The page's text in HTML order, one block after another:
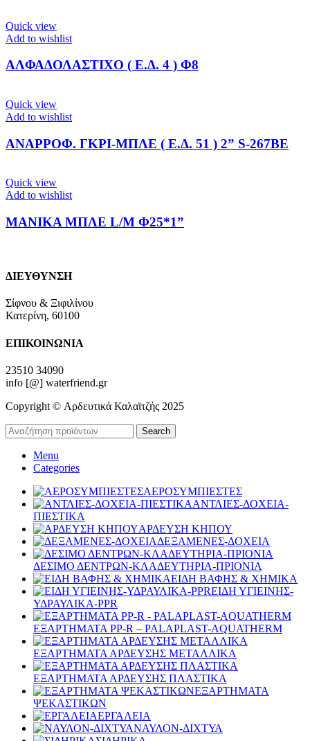
Quick view
Add to wishlist
ΑΛΦΑΔΟΛΑΣΤΙΧΟ ( Ε.Δ. 4 ) Φ8
Quick view
Add to wishlist
ΑΝΑΡΡΟΦ. ΓΚΡΙ-ΜΠΛΕ ( Ε.Δ. 51 ) 2” S-267BE
Quick view
Add to wishlist
ΜΑΝΙΚΑ ΜΠΛΕ L/M Φ25*1”
ΔΙΕΥΘΥΝΣΗ
Σίφνου & Ξιφιλίνου
Κατερίνη, 60100
ΕΠΙΚΟΙΝΩΝΙΑ
23510 34090
info [@] waterfriend.gr
Copyright © Αρδευτικά Καλαϊτζής 2025
Search
Menu
Categories
ΑΕΡΟΣΥΜΠΙΕΣΤΕΣ
ΑΝΤΛΙΕΣ-ΔΟΧΕΙΑ-
ΠΙΕΣΤΙΚΑ
ΑΡΔΕΥΣΗ ΚΗΠΟΥ
ΔΕΞΑΜΕΝΕΣ-ΔΟΧΕΙΑ
ΔΕΣΙΜΟ ΔΕΝΤΡΩΝ-ΚΛΑΔΕΥΤΗΡΙΑ-ΠΡΙΟΝΙΑ
ΕΙΔΗ ΒΑΦΗΣ & ΧΗΜΙΚΑ
ΕΙΔΗ ΥΓΙΕΙΝΗΣ-
ΥΔΡΑΥΛΙΚΑ-PPR
ΕΞΑΡΤΗΜΑΤΑ PP-R – PALAPLAST-AQUATHERM
ΕΞΑΡΤΗΜΑΤΑ ΑΡΔΕΥΣΗΣ ΜΕΤΑΛΛΙΚΑ
ΕΞΑΡΤΗΜΑΤΑ ΑΡΔΕΥΣΗΣ ΠΛΑΣΤΙΚΑ
ΕΞΑΡΤΗΜΑΤΑ
ΨΕΚΑΣΤΙΚΩΝ
ΕΡΓΑΛΕΙΑ
ΝΑΥΛΟΝ-ΔΙΧΤΥΑ